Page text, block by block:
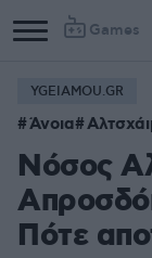
Games
YGEIAMOU.GR
Άνοια
Νόσος
Πότε